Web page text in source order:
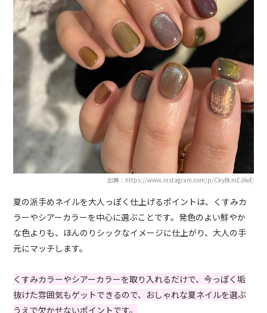
出典：https://www.instagram.com/p/CkyBcmEJAof/
夏の派手めネイルを大人っぽく仕上げるポイントは、くすみカ
ラーやシアーカラーを中心に選ぶことです。発色のよい鮮やか
な色よりも、ほんのりシックなイメージに仕上がり、大人の手
元にマッチします。
くすみカラーやシアーカラーを取り入れるだけで、今っぽく垢
抜けた雰囲気もゲットできるので、おしゃれな夏ネイルを選ぶ
うえで欠かせないポイントです。